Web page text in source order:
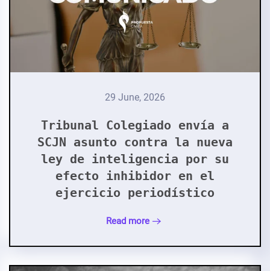
29 June, 2026
Tribunal Colegiado envía a
SCJN asunto contra la nueva
ley de inteligencia por su
efecto inhibidor en el
ejercicio periodístico
Read more